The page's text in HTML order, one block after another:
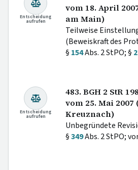
Entscheidung
aufrufen
vom 18. April
am Main)
Teilweise
(Beweiskraft des
§ 154Abs. 2 StPO; §
Entscheidung
aufrufen
483. BGH 2 StR
vom 25. Mai 2007
Kreuznach)
Unbegründete
§349Abs. 2 StPO;